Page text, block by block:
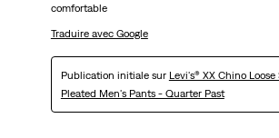
comfortable
Traduire avec Google
Publication initiale sur Levi's® XX Chino
Pleated Men's Pants - Quarter Past